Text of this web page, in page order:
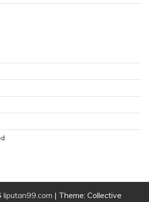
liputan99.com | Theme: Collective